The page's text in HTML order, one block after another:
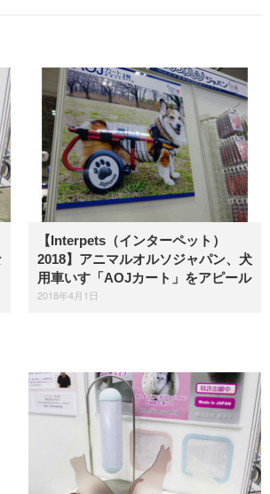
【Interpets（インターペット）
2018】アニマルオルソジャパン、犬
用車いす「AOJカート」をアピール
2018年4月1日